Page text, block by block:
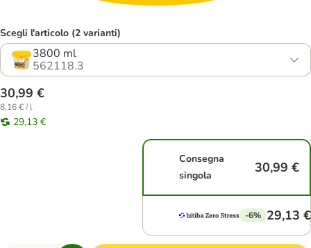
Scegli l'articolo (2 varianti)
3800 ml
562118.3
30,99 €
8,16 € / l
29,13 €
Consegna
singola
30,99 €
-6% 29,13 €